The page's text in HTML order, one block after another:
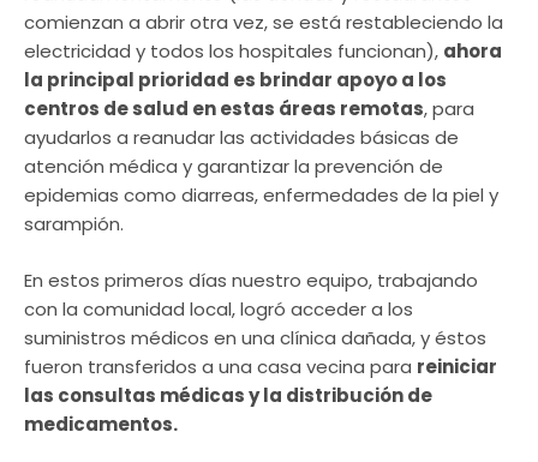
comienzan a abrir otra vez, se está restableciendo la
electricidad y todos los hospitales funcionan), ahora
la principal prioridad es brindar apoyo a los
centros de salud en estas áreas remotas, para
ayudarlos a reanudar las actividades básicas de
atención médica y garantizar la prevención de
epidemias como diarreas, enfermedades de la piel y
sarampión.
En estos primeros días nuestro equipo, trabajando
con la comunidad local, logró acceder a los
suministros médicos en una clínica dañada, y éstos
fueron transferidos a una casa vecina para reiniciar
las consultas médicas y la distribución de
medicamentos.